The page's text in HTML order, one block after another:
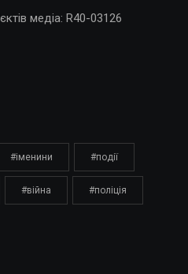
медіа: R40-03126
#іменини #події
#війна #поліція